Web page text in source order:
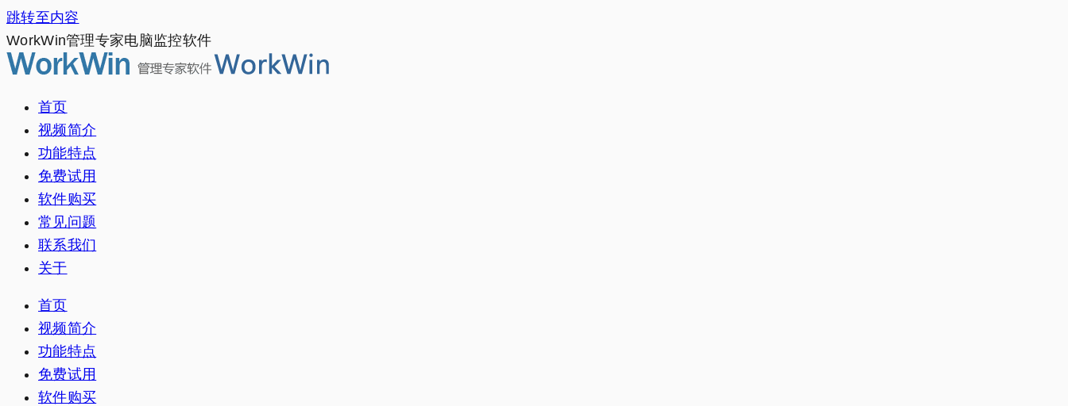
跳转至内容
WorkWin管理专家电脑监控软件
首页
视频简介
功能特点
免费试用
软件购买
常见问题
联系我们
关于
首页
视频简介
功能特点
免费试用
软件购买